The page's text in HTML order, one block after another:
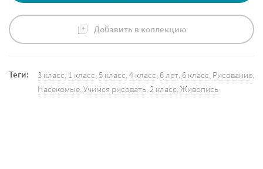
Добавить в коллекцию
Теги: 3 класс, 1 класс,5 класс,4 класс,6 лет,6 класс, Рисование,
Насекомые,Учимся рисовать,2 класс,Живопись